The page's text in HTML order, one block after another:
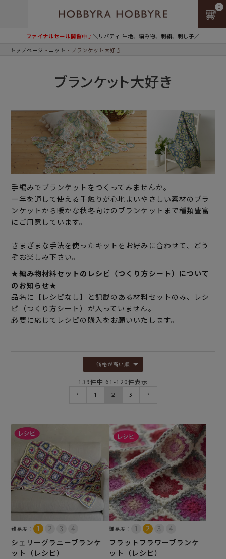
ファイナルセール開催中♪＼リバティ 生地、編み物、刺繍、刺し子／
0
トップページ ニット ブランケット大好き
ブランケット大好き
手編みでブランケットをつくってみませんか。
一年を通して使える手触りが心地よいやさしい素材のブラ
ンケットから暖かな秋冬向けのブランケットまで種類豊富
にご用意しています。
さまざまな手法を使ったキットをお好みに合わせて、どう
ぞお楽しみ下さい。
★編み物材料セットのレシピ（つくり方シート）について
のお知らせ★
品名に【レシピなし】と記載のある材料セットのみ、レシ
ピ（つくり方シート）が入っていません。
必要に応じてレシピの購入をお願いいたします。
価格が高い順
139件中 61 -120件表示
1 2 3
難易度：
シェリーグラニーブランケ
ット（レシピ）
難易度：
フラットフラワーブランケ
ット（レシピ）